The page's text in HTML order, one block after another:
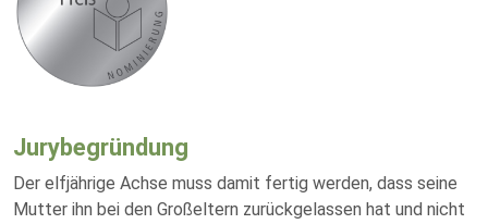
Jurybegründung
Der elfjährige Achse muss damit fertig werden, dass seine
Mutter ihn bei den Großeltern zurückgelassen hat und nicht